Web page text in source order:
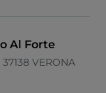
Al Forte
VERONA